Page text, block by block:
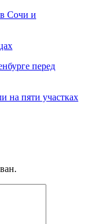
Сочи и
перед
на пяти участках